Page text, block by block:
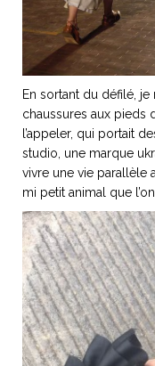
En sortant du défilé, je
chaussures aux pieds
l’appeler, qui portait
studio, une marque
vivre une vie parallèle
mi petit animal que